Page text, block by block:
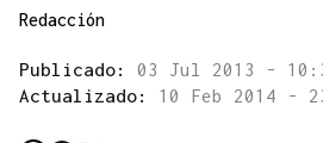
Redacción
Publicado: 03 Jul 2013 -
Actualizado: 10 Feb 2014 -